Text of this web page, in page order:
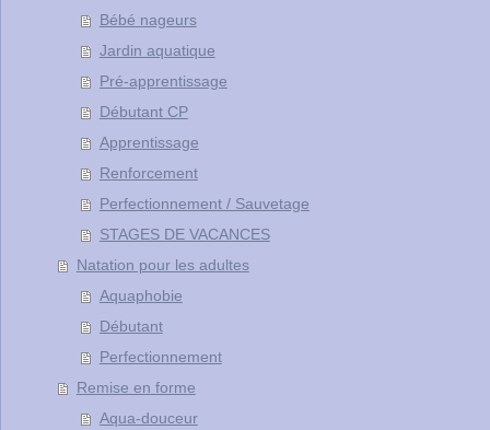
Bébé nageurs
Jardin aquatique
Pré-apprentissage
Débutant CP
Apprentissage
Renforcement
Perfectionnement / Sauvetage
STAGES DE VACANCES
Natation pour les adultes
Aquaphobie
Débutant
Perfectionnement
Remise en forme
Aqua-douceur